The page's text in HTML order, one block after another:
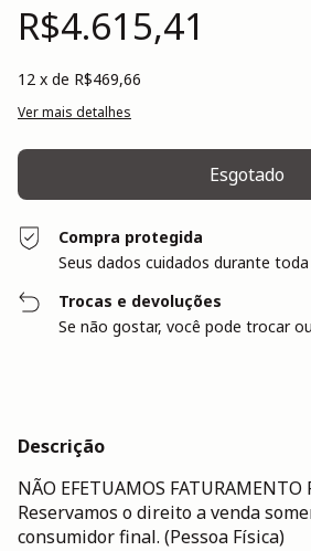
R$4.615,41
12 x de R$469,66
Ver mais detalhes
Compra protegida
Seus dados cuidados durante
Trocas e devoluções
Se não gostar, você pode trocar
Descrição
NÃO EFETUAMOS FATURAMENTO
Reservamos o direito a venda
consumidor final. (Pessoa Física)